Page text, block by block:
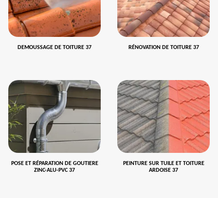
DEMOUSSAGE DE TOITURE 37 RÉNOVATION DE TOITURE 37
POSE ET RÉPARATION DE GOUTIERE
ZINC-ALU-PVC 37
PEINTURE SUR TUILE ET TOITURE
ARDOISE 37